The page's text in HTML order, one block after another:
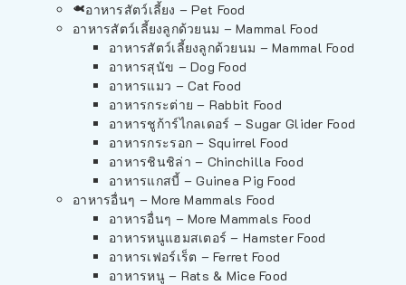
อาหารสัตว์เลี้ยง – Pet Food
อาหารสัตว์เลี้ยงลูกด้วยนม – Mammal Food
อาหารสัตว์เลี้ยงลูกด้วยนม – Mammal Food
อาหารสุนัข – Dog Food
อาหารแมว – Cat Food
อาหารกระต่าย – Rabbit Food
อาหารชูก้าร์ไกลเดอร์ – Sugar Glider Food
อาหารกระรอก – Squirrel Food
อาหารชินชิล่า – Chinchilla Food
อาหารแกสบี้ – Guinea Pig Food
อาหารอื่นๆ – More Mammals Food
อาหารอื่นๆ – More Mammals Food
อาหารหนูแฮมสเตอร์ – Hamster Food
อาหารเฟอร์เร็ต – Ferret Food
อาหารหนู – Rats & Mice Food